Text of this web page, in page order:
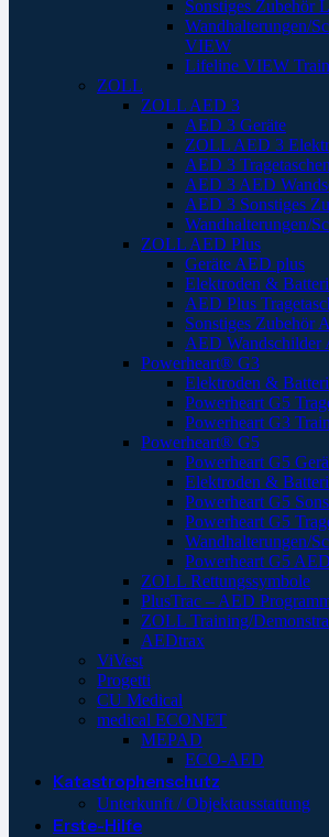
Sonstiges Zubehör
Wandhalterungen/
VIEW
Lifeline VIEW
ZOLL
ZOLL AED 3
AED 3 Geräte
ZOLL AED 3
AED 3 Tragetaschen
AED 3 AED
AED 3 Sonstiges
Wandhalterungen/
ZOLL AED Plus
Geräte AED plus
Elektroden &
AED Plus
Sonstiges Zubehör
AED Wandschilder
Powerheart® G3
Elektroden &
Powerheart G5
Powerheart G3
Powerheart® G5
Powerheart G5
Elektroden &
Powerheart G5
Powerheart G5
Wandhalterungen/
Powerheart G5
ZOLL Rettungssymbole
PlusTrac – AED
ZOLL Training/
AEDtrax
ViVest
Progetti
CU Medical
medical ECONET
MEPAD
ECO-AED
Katastrophenschutz
Unterkunft / Objektausstattung
Erste-Hilfe